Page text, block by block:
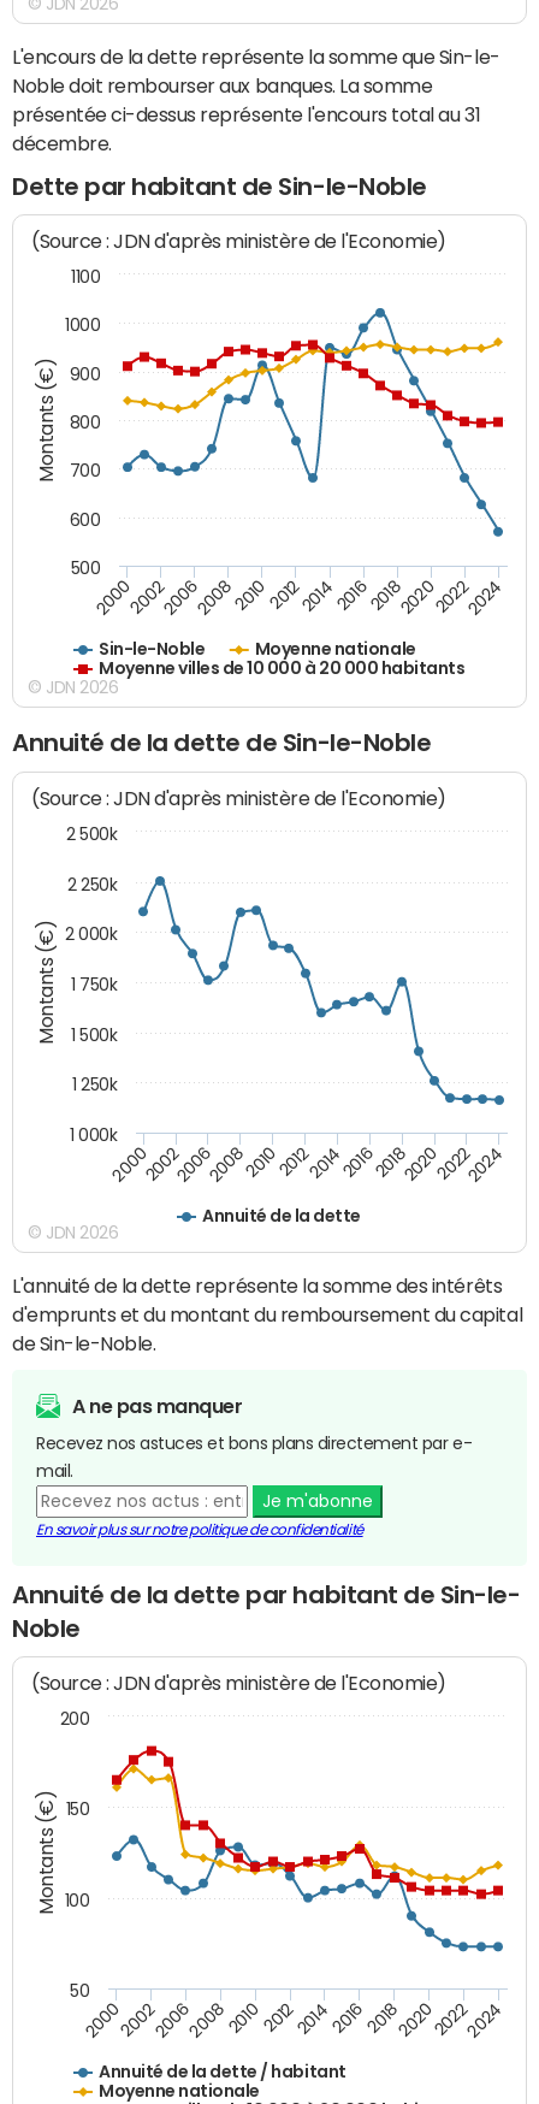
© JDN 2026
L'encours de la dette représente la somme que Sin-le-
Noble doit rembourser aux banques. La somme
présentée ci-dessus représente l'encours total au 31
décembre.
Dette par habitant de Sin-le-Noble
Montants (€)
(Source : JDN d'après ministère de l'Economie)
Sin-le-Noble
Moyenne nationale
Moyenne villes de 10 000 à 20 000 habitants
200020022006200820102012201420162018202020222024
500
600
700
800
900
1000
1100
© JDN 2026
Annuité de la dette de Sin-le-Noble
Montants (€)
(Source : JDN d'après ministère de l'Economie)
Annuité de la dette
200020022006200820102012201420162018202020222024
1 000k
1 250k
1 500k
1 750k
2 000k
2 250k
2 500k
© JDN 2026
L'annuité de la dette représente la somme des intérêts
d'emprunts et du montant du remboursement du capital
de Sin-le-Noble.
A ne pas manquer
Recevez nos astuces et bons plans directement par e-
mail.
Je m'abonne
En savoir plus sur notre politique de confidentialité
Annuité de la dette par habitant de Sin-le-
Noble
Montants (€)
(Source : JDN d'après ministère de l'Economie)
Annuité de la dette / habitant
Moyenne nationale
200020022006200820102012201420162018202020222024
50
100
150
200